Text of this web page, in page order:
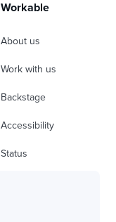
Workable
About us
Work with us
Backstage
Accessibility
Status